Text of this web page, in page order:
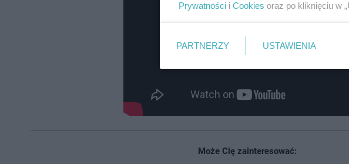
Może Cię zainteresować:
Prywatności i Cookies oraz po kliknięciu w
PARTNERZY USTAWIENIA